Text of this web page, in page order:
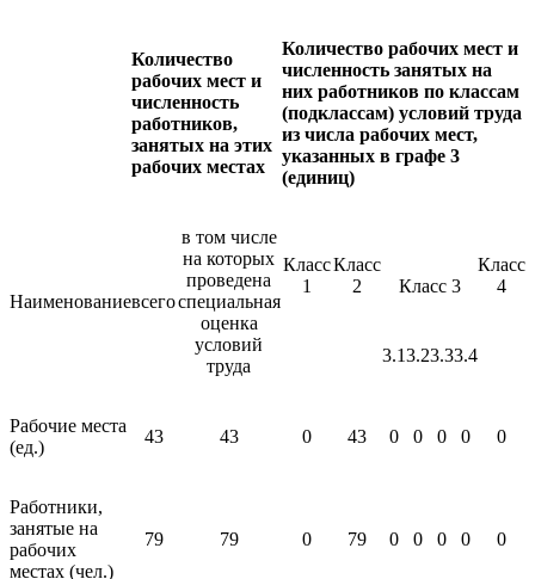
Количество
рабочих мест и
численность
работников,
занятых на этих
рабочих местах
Количество рабочих мест и
численность занятых на
них работников по классам
(подклассам) условий труда
из числа рабочих мест,
указанных в графе 3
(единиц)
Наименованиевсего
в том числе
на которых
проведена
специальная
оценка
условий
труда
Класс
1
Класс
2
Класс 3
Класс
4
3.13.23.33.4
Рабочие места
(ед.)
43 43 0 43 0 0 0 0 0
Работники,
занятые на
рабочих
местах (чел.)
79 79 0 79 0 0 0 0 0